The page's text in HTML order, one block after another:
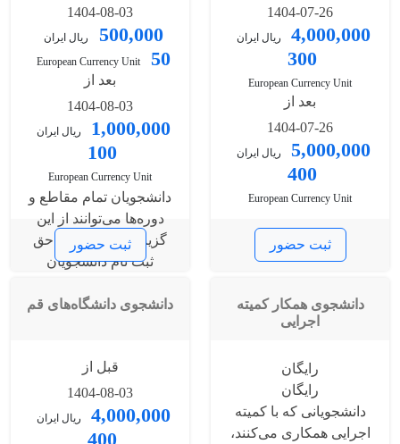
میلیون ریال دریافت
می‌شود (برای این مورد
صورتحساب جداگانه
1404-07-26
4,000,000 ریال ایران
300
European Currency Unit
بعد از
1404-07-26
5,000,000 ریال ایران
400
European Currency Unit
ثبت حضور
1404-08-03
500,000 ریال ایران
50
European Currency Unit
بعد از
1404-08-03
1,000,000 ریال ایران
100
European Currency Unit
دانشجویان تمام مقاطع و
دوره‌ها می‌توانند از این
گزینه استفاده کنند. حق
ثبت نام دانشجویان
می‌شود.
ثبت حضور
دانشجوی همکار کمیته
اجرایی
رایگان
رایگان
دانشجویانی که با کمیته
اجرایی همکاری می‌کنند،
دانشجوی دانشگاه‌های قم
قبل از
1404-08-03
4,000,000 ریال ایران
400